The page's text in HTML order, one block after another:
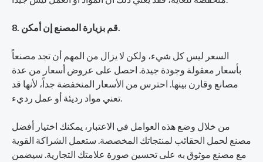
8. قم بزيارة المصنع إن أمكن.
السعر ليس كل شيء، ولكن لا يزال من المهم أن تجد مصنعاً
بأسعار معقولة وجودة جيدة. احصل على عروض أسعار من عدة
مصانع وقارن بينها. احترس من الأسعار المنخفضة جداً، لأنها قد
تعني مواد رديئة أو عمل رديء.
من خلال وضع هذه العوامل في الاعتبار، يمكنك اختيار أفضل
مصنع لحمل الحقائب لمنتجاتك المخصصة. ستعمل الشراكة القوية
مع مصنع موثوق به على تحسين صورة علامتك التجارية. سيضمن